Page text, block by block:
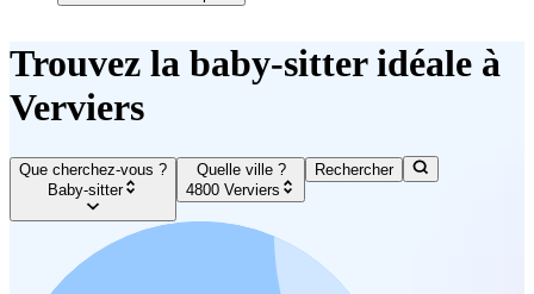
Trouvez la baby-sitter idéale à
Verviers
Que cherchez-vous ?
Baby-sitter
Quelle ville ?
4800 Verviers
Rechercher